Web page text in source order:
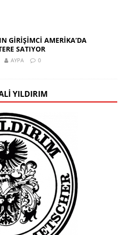
GİRİŞİMCİ AMERİKA’DA
SATIYOR
AYPA 0
YILDIRIM